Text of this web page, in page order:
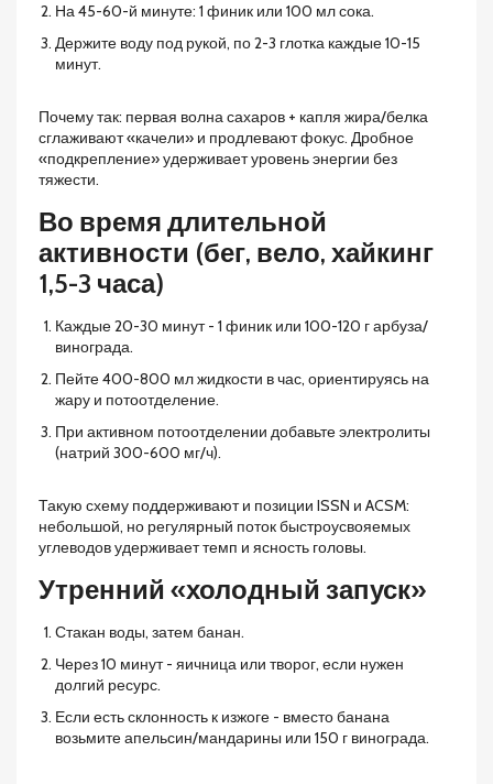
На 45-60-й минуте: 1 финик или 100 мл сока.
Держите воду под рукой, по 2-3 глотка каждые 10-15
минут.
Почему так: первая волна сахаров + капля жира/белка
сглаживают «качели» и продлевают фокус. Дробное
«подкрепление» удерживает уровень энергии без
тяжести.
Во время длительной
активности (бег, вело, хайкинг
1,5-3 часа)
Каждые 20-30 минут - 1 финик или 100-120 г арбуза/
винограда.
Пейте 400-800 мл жидкости в час, ориентируясь на
жару и потоотделение.
При активном потоотделении добавьте электролиты
(натрий 300-600 мг/ч).
Такую схему поддерживают и позиции ISSN и ACSM:
небольшой, но регулярный поток быстроусвояемых
углеводов удерживает темп и ясность головы.
Утренний «холодный запуск»
Стакан воды, затем банан.
Через 10 минут - яичница или творог, если нужен
долгий ресурс.
Если есть склонность к изжоге - вместо банана
возьмите апельсин/мандарины или 150 г винограда.